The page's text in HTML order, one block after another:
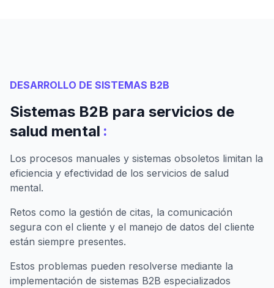
DESARROLLO DE SISTEMAS B2B
Sistemas B2B para servicios de
salud mental :
Los procesos manuales y sistemas obsoletos limitan la
eficiencia y efectividad de los servicios de salud
mental.
Retos como la gestión de citas, la comunicación
segura con el cliente y el manejo de datos del cliente
están siempre presentes.
Estos problemas pueden resolverse mediante la
implementación de sistemas B2B especializados